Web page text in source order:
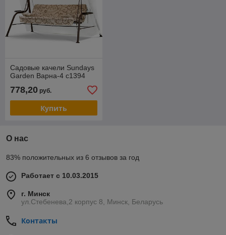
Садовые качели Sundays
Garden Варна-4 с1394
778,20 руб.
Купить
О нас
83% положительных из 6 отзывов за год
Работает с 10.03.2015
г. Минск
ул.Стебенева,2 корпус 8, Минск, Беларусь
Контакты